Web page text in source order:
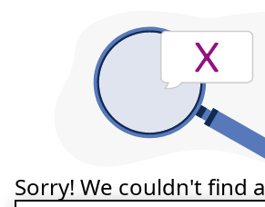
Sorry! We couldn't find